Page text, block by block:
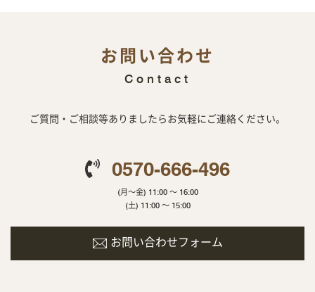
お問い合わせ
Contact
ご質問・ご相談等ありましたらお気軽にご連絡ください。
0570-666-496
(月～金) 11:00 ～ 16:00
(土) 11:00 ～ 15:00
お問い合わせフォーム